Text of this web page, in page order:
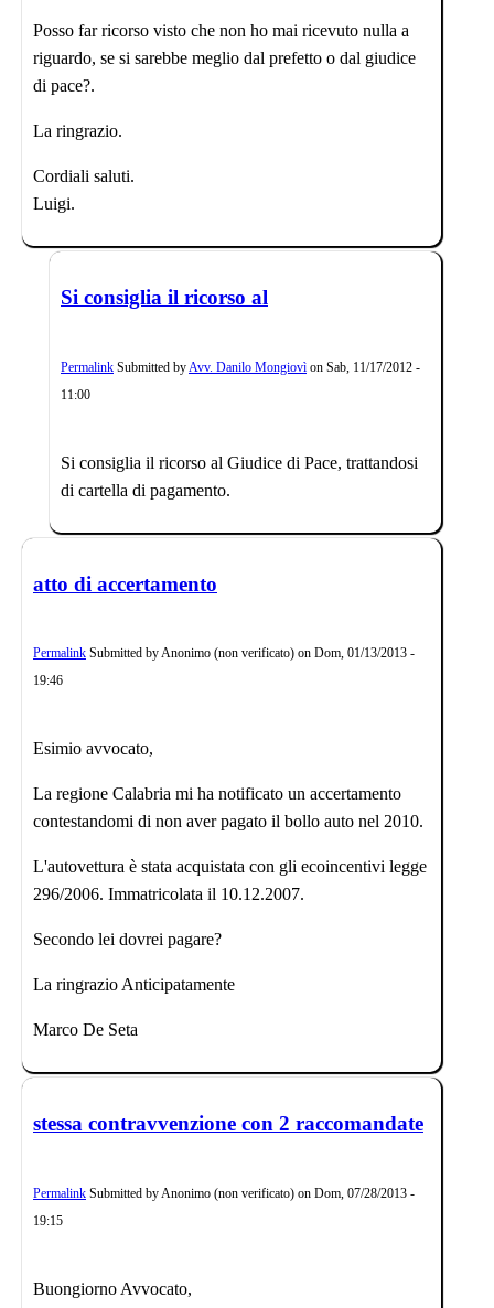
Posso far ricorso visto che non ho mai ricevuto nulla a
riguardo, se si sarebbe meglio dal prefetto o dal giudice
di pace?.
La ringrazio.
Cordiali saluti.
Luigi.
Si consiglia il ricorso al
Permalink Submitted byAvv. Danilo Mongiovì on Sab, 11/17/2012 -
11:00
Si consiglia il ricorso al Giudice di Pace, trattandosi
di cartella di pagamento.
atto di accertamento
Permalink Submitted byAnonimo (non verificato) on Dom, 01/13/2013 -
19:46
Esimio avvocato,
La regione Calabria mi ha notificato un accertamento
contestandomi di non aver pagato il bollo auto nel 2010.
L'autovettura è stata acquistata con gli ecoincentivi legge
296/2006. Immatricolata il 10.12.2007.
Secondo lei dovrei pagare?
La ringrazio Anticipatamente
Marco De Seta
stessa contravvenzione con 2 raccomandate
Permalink Submitted by Anonimo (non verificato) on Dom, 07/28/2013 -
19:15
Buongiorno Avvocato,